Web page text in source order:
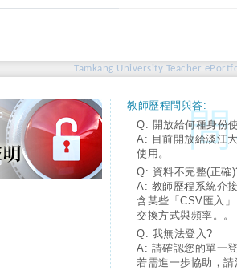
Tamkang University Teacher
教師歷程問與答:
Q: 開放給何種身份
A: 目前開放給淡江
使用。
Q: 資料不完整(正確
A: 教師歷程系統介
含某些「CSV匯入
交換方式與頻率。。
Q: 我無法登入?
A: 請確認您的單一
若需進一步協助，